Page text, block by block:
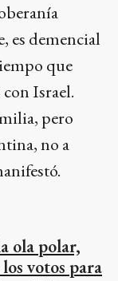
es demencial
que
Israel.
pero
no a
ola polar,
votos para